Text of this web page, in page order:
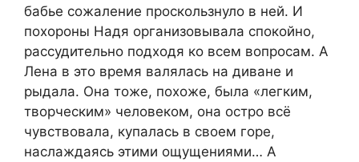
бабье сожаление проскользнуло в ней. И
похороны Надя организовывала спокойно,
рассудительно подходя ко всем вопросам. А
Лена в это время валялась на диване и
рыдала. Она тоже, похоже, была «легким,
творческим» человеком, она остро всё
чувствовала, купалась в своем горе,
наслаждаясь этими ощущениями… А